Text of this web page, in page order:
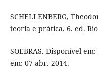
SCHELLENBERG,
teoria e prática. 6. ed.
SOEBRAS. Disponível em:
em: 07 abr. 2014.